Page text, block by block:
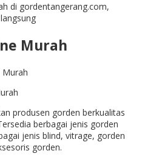
di gordentangerang.com,
Murah
produsen gorden berkualitas
berbagai jenis gorden
jenis blind, vitrage, gorden
gorden.